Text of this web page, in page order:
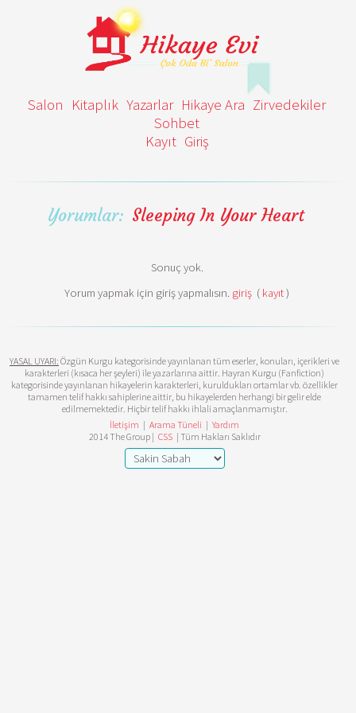
Salon Kitaplık Yazarlar Hikaye Ara Zirvedekiler
Sohbet
Kayıt Giriş
Yorumlar: Sleeping In Your Heart
Sonuç yok.
Yorum yapmak için giriş yapmalısın. giriş ( kayıt)
YASAL UYARI: Özgün Kurgu kategorisinde yayınlanan tüm eserler, konuları, içerikleri ve
karakterleri (kısaca her şeyleri) ile yazarlarına aittir. Hayran Kurgu (Fanfiction)
kategorisinde yayınlanan hikayelerin karakterleri, kuruldukları ortamlar vb. özellikler
tamamen telif hakkı sahiplerine aittir, bu hikayelerden herhangi bir gelir elde
edilmemektedir. Hiçbir telif hakkı ihlali amaçlanmamıştır.
İletişim | Arama Tüneli | Yardım
2014 The Group | CSS | Tüm Hakları Saklıdır